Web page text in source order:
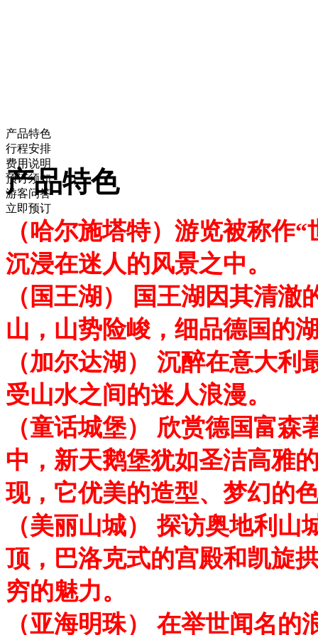
产品特色
行程安排
费用说明
预订须知
游客问答
立即预订
产品特色
（哈尔施塔特）游览被称作
沉浸在迷人的风景之中。
（国王湖） 国王湖因其清
山，山势险峻，细品德国的
（加尔达湖） 沉醉在意大
受山水之间的迷人浪漫。
（童话城堡） 欣赏德国富
中，新天鹅堡犹如圣洁高雅
现，它优美的造型、梦幻的
（美丽山城） 探访奥地利
顶，巴洛克式的宫殿和凯旋
穷的魅力。
（亚海明珠） 在举世闻名